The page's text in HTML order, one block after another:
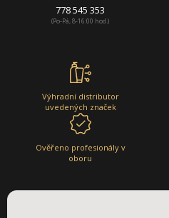
778 545 353
(Po-Pá, 8-16:00 hod.)
Výhradní distributor
uvedených značek
Ověřeno profesionály v
oboru